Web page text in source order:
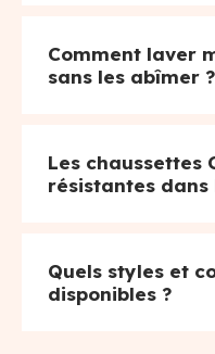
Comment laver
sans les abîmer ?
Les chaussettes
résistantes dans
Quels styles et
disponibles ?